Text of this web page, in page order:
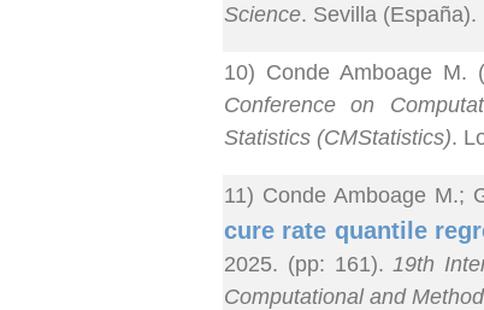
Science. Sevilla (España).
10) Conde Amboage M.
Conference on
Statistics (CMStatistics).
11) Conde Amboage M.;
cure rate quantile
2025. (pp: 161).19th
Computational and